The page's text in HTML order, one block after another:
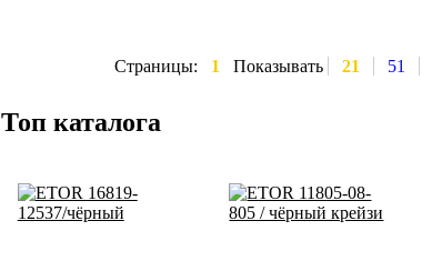
Страницы: 1 Показывать 21 51
Топ каталога